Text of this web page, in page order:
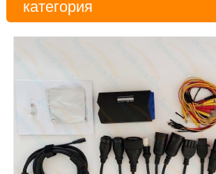
категория
Испытательный стенд
Инструменты
Детали дизельного двигателя
Рабочий стол